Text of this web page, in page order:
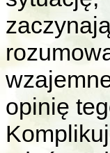
opinię